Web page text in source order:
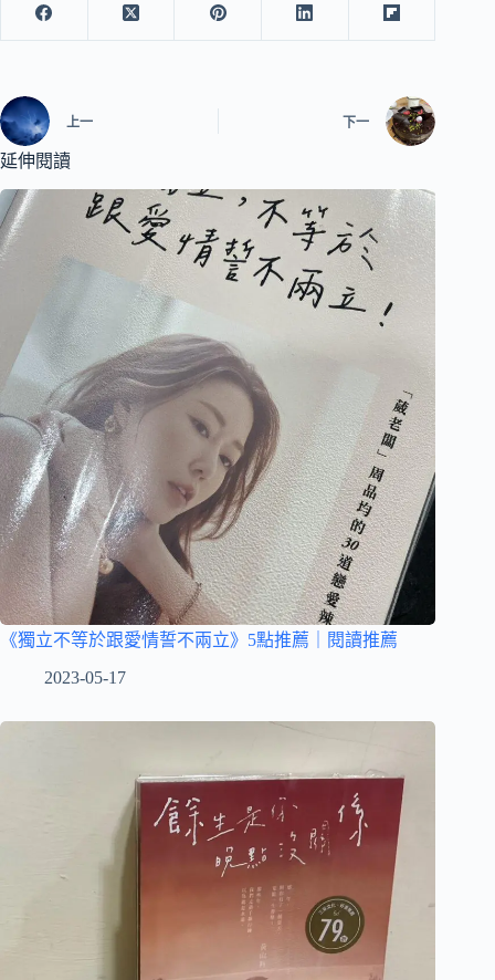
上一 下一
延伸閱讀
《獨立不等於跟愛情誓不兩立》5點推薦｜閱讀推薦
2023-05-17